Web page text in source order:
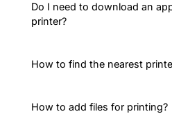
Do I need to download an
printer?
How to find the nearest
How to add files for printing?